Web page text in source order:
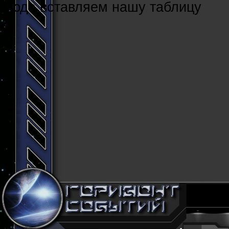
Cюда вставляем нашу таблицу